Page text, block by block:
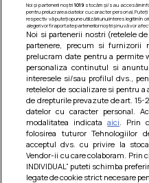
Barcute din
Un deliciu usor de
Noi și partenerii noștri 1019stocăm și/sau accesăm
pentru prelucrarea datelor cu caracter personal.
respectiv vă puteți opune utilizării unui interes legitim în
alegeri vor fi raportate partenerilor noștri și nu vă vor
Noi si partenerii nostri (retelele
partenere, precum si furnizorii
prelucram date pentru a permite
personaliza continutul si
interesele si/sau profilul dvs.,
retelelor de socializare si pentru
de drepturile prevazute de art. 15-
datelor cu caracter personal.
modalitatea indicataaici . Prin
folosirea tuturor Tehnologiilor
acceptul dvs. cu privire la
Vendor-ii cu care colaboram. Prin
INDIVIDUAL” puteti schimba
legate de cookie strict necesare